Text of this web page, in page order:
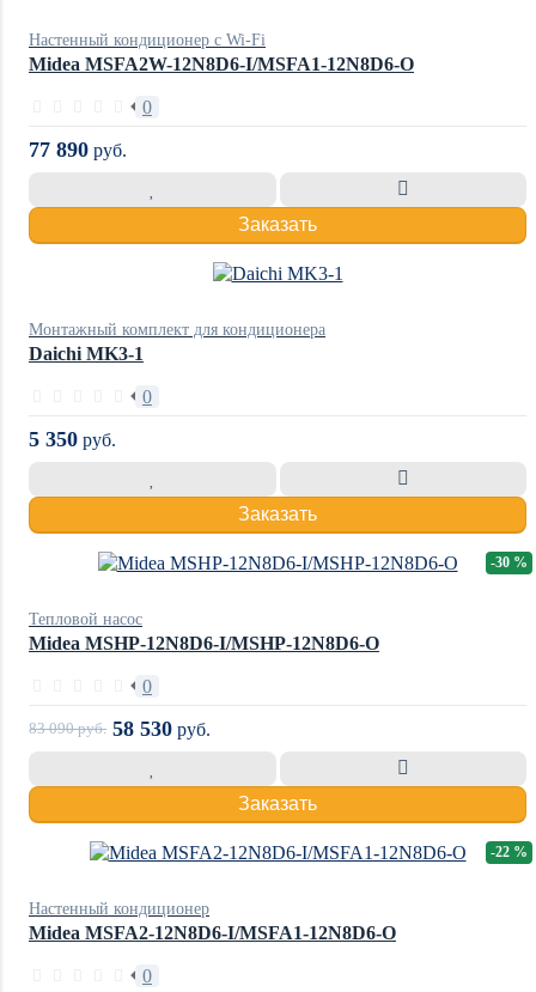
Настенный кондиционер с Wi-Fi
Midea MSFA2W-12N8D6-I/MSFA1-12N8D6-O
0
77 890 руб.
Заказать
Монтажный комплект для кондиционера
Daichi MK3-1
0
5 350 руб.
Заказать
Тепловой насос
Midea MSHP-12N8D6-I/MSHP-12N8D6-O
0
-30 %
83 090руб. 58 530 руб.
Заказать
Настенный кондиционер
Midea MSFA2-12N8D6-I/MSFA1-12N8D6-O
0
-22 %